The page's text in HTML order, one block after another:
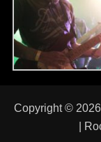
Copyright © 2026
|